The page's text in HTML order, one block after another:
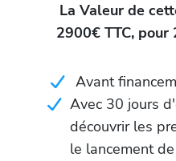
La Valeur de
2900€ TTC,
Avant
Avec 30 jours
découvrir les
le lancement